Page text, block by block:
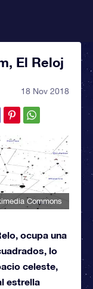
El Reloj
18 Nov 2018
Commons
ocupa una
lo
celeste,
estrella